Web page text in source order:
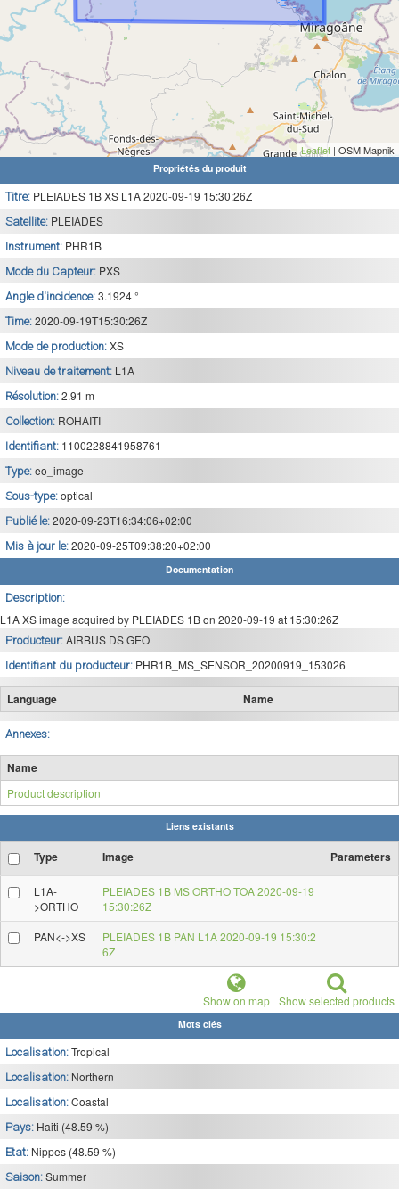
Leaflet | OSM Mapnik
Propriétés du produit
Titre: PLEIADES 1B XS L1A 2020-09-19 15:30:26Z
Satellite: PLEIADES
Instrument: PHR1B
Mode du Capteur: PXS
Angle d'incidence: 3.1924 °
Time: 2020-09-19T15:30:26Z
Mode de production: XS
Niveau de traitement: L1A
Résolution: 2.91 m
Collection: ROHAITI
Identifiant: 1100228841958761
Type: eo_image
Sous-type: optical
Publié le: 2020-09-23T16:34:06+02:00
Mis à jour le: 2020-09-25T09:38:20+02:00
Documentation
Description:
L1A XS image acquired by PLEIADES 1B on 2020-09-19 at 15:30:26Z
Producteur: AIRBUS DS GEO
Identifiant du producteur: PHR1B_MS_SENSOR_20200919_153026
Language Name
Annexes:
Name
Product description
Liens existants
Type Image Parameters
L1A-
>ORTHO
PLEIADES 1B MS ORTHO TOA 2020-09-19
15:30:26Z
PAN<->XS
PLEIADES 1B PAN L1A 2020-09-19 15:30:2
6Z
Show on map Show selected products
Mots clés
Localisation: Tropical
Localisation: Northern
Localisation: Coastal
Pays: Haiti (48.59 %)
Etat: Nippes (48.59 %)
Saison: Summer